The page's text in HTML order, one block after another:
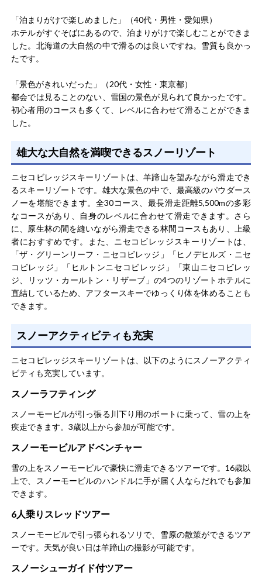
「泊まりがけで楽しめました」（40代・男性・愛知県）
ホテルがすぐそばにあるので、泊まりがけで楽しむことができま
した。北海道の大自然の中で滑るのは良いですね。雪質も良かっ
たです。
「景色がきれいだった」（20代・女性・東京都）
都会では見ることのない、雪国の景色が見られて良かったです。
初心者用のコースも多くて、レベルに合わせて滑ることができま
した。
雄大な大自然を満喫できるスノーリゾート
ニセコビレッジスキーリゾートは、羊蹄山を望みながら滑走でき
るスキーリゾートです。雄大な景色の中で、最高級のパウダース
ノーを堪能できます。全30コース、最長滑走距離5,500mの多彩
なコースがあり、自身のレベルに合わせて滑走できます。さら
に、原生林の間を縫いながら滑走できる林間コースもあり、上級
者におすすめです。また、ニセコビレッジスキーリゾートは、
「ザ・グリーンリーフ・ニセコビレッジ」「ヒノデヒルズ・ニセ
コビレッジ」「ヒルトンニセコビレッジ」「東山ニセコビレッ
ジ、リッツ・カールトン・リザーブ」の4つのリゾートホテルに
直結しているため、アフタースキーでゆっくり体を休めることも
できます。
スノーアクティビティも充実
ニセコビレッジスキーリゾートは、以下のようにスノーアクティ
ビティも充実しています。
スノーラフティング
スノーモービルが引っ張る川下り用のボートに乗って、雪の上を
疾走できます。3歳以上から参加が可能です。
スノーモービルアドベンチャー
雪の上をスノーモービルで豪快に滑走できるツアーです。16歳以
上で、スノーモービルのハンドルに手が届く人ならだれでも参加
できます。
6人乗りスレッドツアー
スノーモービルで引っ張られるソリで、雪原の散策ができるツア
ーです。天気が良い日は羊蹄山の撮影が可能です。
スノーシューガイド付ツアー